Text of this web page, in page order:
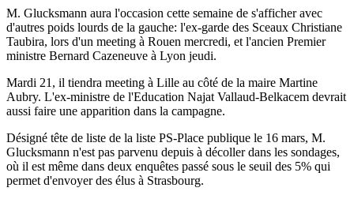
M. Glucksmann aura l'occasion cette semaine de s'afficher avec
d'autres poids lourds de la gauche: l'ex-garde des Sceaux Christiane
Taubira, lors d'un meeting à Rouen mercredi, et l'ancien Premier
ministre Bernard Cazeneuve à Lyon jeudi.
Mardi 21, il tiendra meeting à Lille au côté de la maire Martine
Aubry. L'ex-ministre de l'Education Najat Vallaud-Belkacem devrait
aussi faire une apparition dans la campagne.
Désigné tête de liste de la liste PS-Place publique le 16 mars, M.
Glucksmann n'est pas parvenu depuis à décoller dans les sondages,
où il est même dans deux enquêtes passé sous le seuil des 5% qui
permet d'envoyer des élus à Strasbourg.